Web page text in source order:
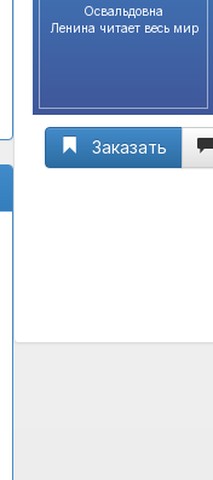
Освальдовна
Ленина читает весь мир
Заказать